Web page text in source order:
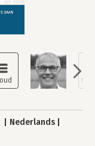
Nederlands